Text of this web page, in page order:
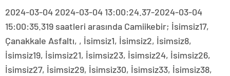
2024-03-04 2024-03-04 13:00:24.37-2024-03-04
15:00:35.319 saatleri arasında Camiikebir; İsimsiz17,
Çanakkale Asfaltı, , İsimsiz1, İsimsiz2, İsimsiz8,
İsimsiz19, İsimsiz21, İsimsiz23, İsimsiz24, İsimsiz26,
İsimsiz27, İsimsiz29, İsimsiz30, İsimsiz33, İsimsiz38,